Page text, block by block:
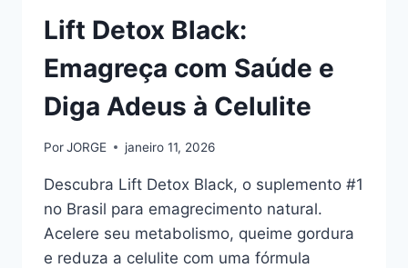
Lift Detox Black:
Emagreça com Saúde e
Diga Adeus à Celulite
PorJORGE janeiro 11, 2026
Descubra Lift Detox Black, o suplemento #1
no Brasil para emagrecimento natural.
Acelere seu metabolismo, queime gordura
e reduza a celulite com uma fórmula